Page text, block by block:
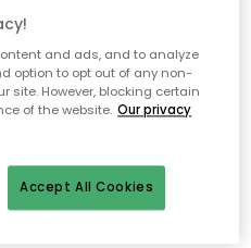
ajan
and ads, and to analyze
option to opt out of any non-
site. However, blocking certain
of the website. Our privacy
Accept All Cookies